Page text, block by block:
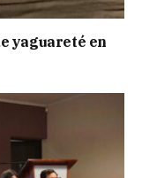
yaguareté en